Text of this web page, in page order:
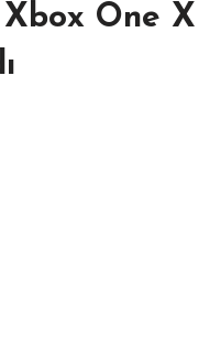
One X